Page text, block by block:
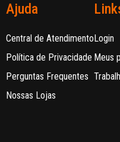
Ajuda
Central de Atendimento
Política de Privacidade
Perguntas Frequentes
Nossas Lojas
Login
Meus